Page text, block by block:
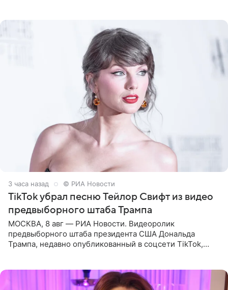
3 часа назад © РИА Новости
TikTok убрал песню Тейлор Свифт из видео
предвыборного штаба Трампа
МОСКВА, 8 авг — РИА Новости. Видеоролик
предвыборного штаба президента США Дональда
Трампа, недавно опубликованный в соцсети TikTok,